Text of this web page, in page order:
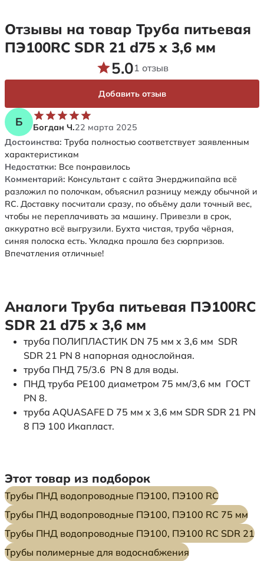
Отзывы на товар Труба питьевая
ПЭ100RC SDR 21 d75 х 3,6 мм
Б Богдан Ч.22 марта 2025
Достоинства: Труба полностью соответствует заявленным
характеристикам
Недостатки: Все понравилось
Комментарий: Консультант с сайта Энерджипайпа всё
разложил по полочкам, объяснил разницу между обычной и
RC. Доставку посчитали сразу, по объёму дали точный вес,
чтобы не переплачивать за машину. Привезли в срок,
аккуратно всё выгрузили. Бухта чистая, труба чёрная,
синяя полоска есть. Укладка прошла без сюрпризов.
Впечатления отличные!
5.01 отзыв
Добавить отзыв
Аналоги Труба питьевая ПЭ100RC
SDR 21 d75 х 3,6 мм
труба ПОЛИПЛАСТИК DN 75 мм x 3,6 мм SDR
SDR 21 PN 8 напорная однослойная.
труба ПНД 75/3.6 PN 8 для воды.
ПНД труба PE100 диаметром 75 мм/3,6 мм ГОСТ
PN 8.
труба AQUASAFE D 75 мм x 3,6 мм SDR SDR 21 PN
8 ПЭ 100 Икапласт.
Этот товар из подборок
Трубы ПНД водопроводные ПЭ100, ПЭ100 RC
Трубы ПНД водопроводные ПЭ100, ПЭ100 RC 75 мм
Трубы ПНД водопроводные ПЭ100, ПЭ100 RC SDR 21
Трубы полимерные для водоснабжения